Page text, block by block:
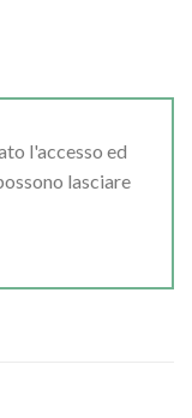
l'accesso ed
lasciare